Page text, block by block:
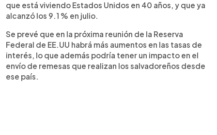
que está viviendo Estados Unidos en 40 años, y que ya
alcanzó los 9.1 % en julio.
Se prevé que en la próxima reunión de la Reserva
Federal de EE.UU habrá más aumentos en las tasas de
interés, lo que además podría tener un impacto en el
envío de remesas que realizan los salvadoreños desde
ese país.